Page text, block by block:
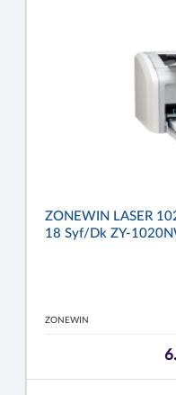
ZONEWIN LASER
18 Syf/dk ZY-
ZONEWIN